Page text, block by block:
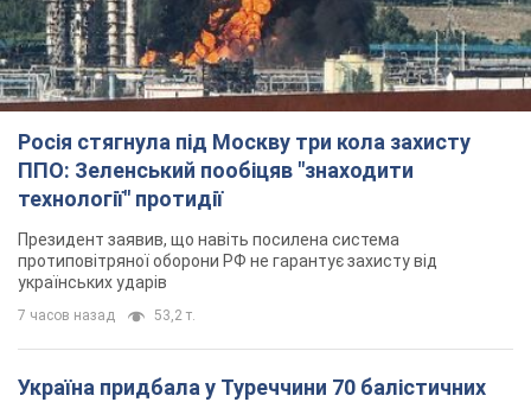
Росія стягнула під Москву три кола захисту
ППО: Зеленський пообіцяв "знаходити
технології" протидії
Президент заявив, що навіть посилена система
протиповітряної оборони РФ не гарантує захисту від
українських ударів
7 часов назад 53,2 т.
Україна придбала у Туреччини 70 балістичних